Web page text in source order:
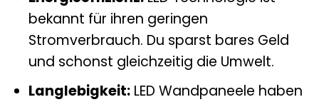
bekannt für ihren geringen
Stromverbrauch. Du sparst bares Geld
und schonst gleichzeitig die Umwelt.
Langlebigkeit:LED Wandpaneele haben